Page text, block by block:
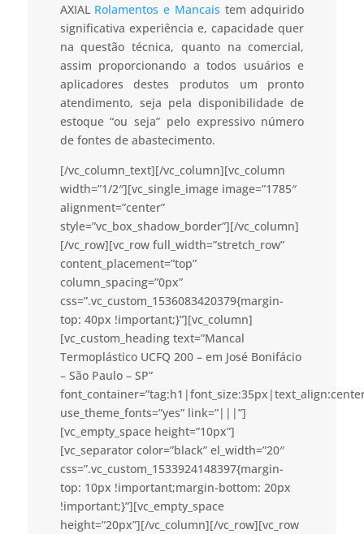
AXIAL Rolamentos e Mancais tem adquirido
significativa experiência e, capacidade quer
na questão técnica, quanto na comercial,
assim proporcionando a todos usuários e
aplicadores destes produtos um pronto
atendimento, seja pela disponibilidade de
estoque “ou seja” pelo expressivo número
de fontes de abastecimento.
[/vc_column_text][/vc_column][vc_column
width=”1/2″][vc_single_image image=”1785″
alignment=”center”
style=”vc_box_shadow_border”][/vc_column]
[/vc_row][vc_row full_width=”stretch_row”
content_placement=”top”
column_spacing=”0px”
css=”.vc_custom_1536083420379{margin-
top: 40px !important;}”][vc_column]
[vc_custom_heading text=”Mancal
Termoplástico UCFQ 200 – em José Bonifácio
– São Paulo – SP”
use_theme_fonts=”yes” link=”|||”]
[vc_empty_space height=”10px”]
[vc_separator color=”black” el_width=”20″
css=”.vc_custom_1533924148397{margin-
top: 10px !important;margin-bottom: 20px
!important;}”][vc_empty_space
height=”20px”][/vc_column][/vc_row][vc_row